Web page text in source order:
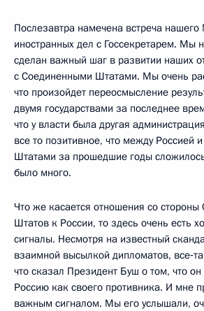
Послезавтра намечена встреча
иностранных дел с Госсекретарем. Мы
сделан важный шаг в развитии наших
с Соединенными Штатами. Мы очень
что произойдет переосмысление
двумя государствами за последнее
что у власти была другая
все то позитивное, что между Россией
Штатами за прошедшие годы
было много.
Что же касается отношения со
Штатов к России, то здесь очень есть
сигналы. Несмотря на известный
взаимной высылкой дипломатов,
что сказал Президент Буш о том, что
Россию как своего противника. И мне
важным сигналом. Мы его услышали,